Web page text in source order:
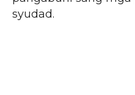
syudad.